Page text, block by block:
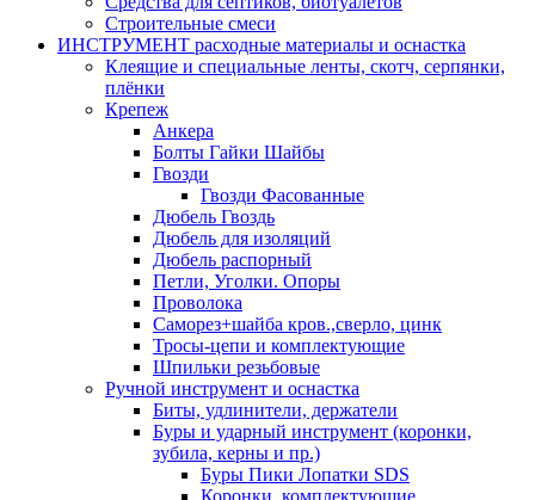
Строительные смеси
ИНСТРУМЕНТ расходные материалы и оснастка
Клеящие и специальные ленты, скотч, серпянки,
плёнки
Крепеж
Анкера
Болты Гайки Шайбы
Гвозди
Гвозди Фасованные
Дюбель Гвоздь
Дюбель для изоляций
Дюбель распорный
Петли, Уголки. Опоры
Проволока
Саморез+шайба кров.,сверло, цинк
Тросы-цепи и комплектующие
Шпильки резьбовые
Ручной инструмент и оснастка
Биты, удлинители, держатели
Буры и ударный инструмент (коронки,
зубила, керны и пр.)
Буры Пики Лопатки SDS